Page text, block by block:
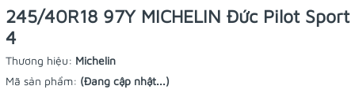
245/40R18 97Y MICHELIN Đức Pilot Sport
4
Thương hiệu: Michelin
Mã sản phẩm: (Đang cập nhật...)